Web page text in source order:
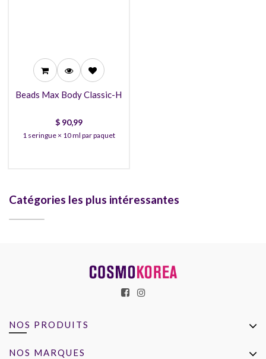
Beads Max Body Classic-H
$ 90,99
1 seringue × 10 ml par paquet
Catégories les plus intéressantes
NOS PRODUITS
NOS MARQUES